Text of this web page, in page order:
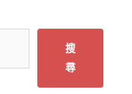
搜
尋